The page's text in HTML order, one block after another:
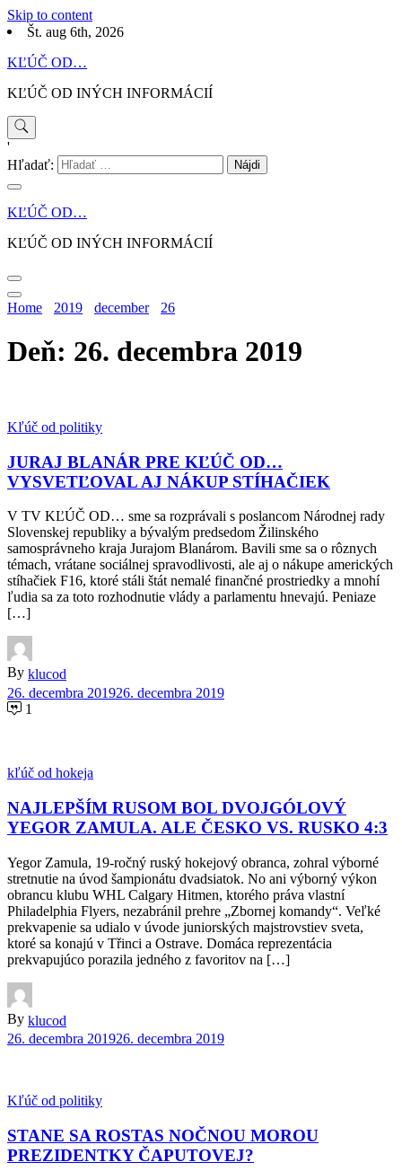
Skip to content
Št. aug 6th, 2026
KĽÚČ OD…
KĽÚČ OD INÝCH INFORMÁCIÍ
'
Hľadať:
KĽÚČ OD…
KĽÚČ OD INÝCH INFORMÁCIÍ
Home 2019 december 26
Deň: 26. decembra 2019
Kľúč od politiky
JURAJ BLANÁR PRE KĽÚČ OD…
VYSVETĽOVAL AJ NÁKUP STÍHAČIEK
V TV KĽÚČ OD… sme sa rozprávali s poslancom Národnej rady
Slovenskej republiky a bývalým predsedom Žilinského
samosprávneho kraja Jurajom Blanárom. Bavili sme sa o rôznych
témach, vrátane sociálnej spravodlivosti, ale aj o nákupe amerických
stíhačiek F16, ktoré stáli štát nemalé finančné prostriedky a mnohí
ľudia sa za toto rozhodnutie vlády a parlamentu hnevajú. Peniaze
[…]
By klucod
26. decembra 201926. decembra 2019
1
kľúč od hokeja
NAJLEPŠÍM RUSOM BOL DVOJGÓLOVÝ
YEGOR ZAMULA. ALE ČESKO VS. RUSKO 4:3
Yegor Zamula, 19-ročný ruský hokejový obranca, zohral výborné
stretnutie na úvod šampionátu dvadsiatok. No ani výborný výkon
obrancu klubu WHL Calgary Hitmen, ktorého práva vlastní
Philadelphia Flyers, nezabránil prehre „Zbornej komandy“. Veľké
prekvapenie sa udialo v úvode juniorských majstrovstiev sveta,
ktoré sa konajú v Třinci a Ostrave. Domáca reprezentácia
prekvapujúco porazila jedného z favoritov na […]
By klucod
26. decembra 201926. decembra 2019
Kľúč od politiky
STANE SA ROSTAS NOČNOU MOROU
PREZIDENTKY ČAPUTOVEJ?